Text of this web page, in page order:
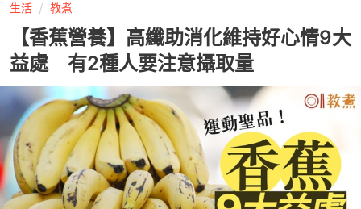
生活 教煮
【香蕉營養】高纖助消化維持好心情9大
益處 有2種人要注意攝取量